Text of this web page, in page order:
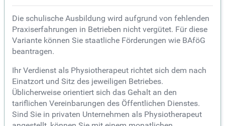
Die schulische Ausbildung wird aufgrund von fehlenden
Praxiserfahrungen in Betrieben nicht vergütet. Für diese
Variante können Sie staatliche Förderungen wie BAföG
beantragen.
Ihr Verdienst als Physiotherapeut richtet sich dem nach
Einatzort und Sitz des jeweiligen Betriebes.
Üblicherweise orientiert sich das Gehalt an den
tariflichen Vereinbarungen des Öffentlichen Dienstes.
Sind Sie in privaten Unternehmen als Physiotherapeut